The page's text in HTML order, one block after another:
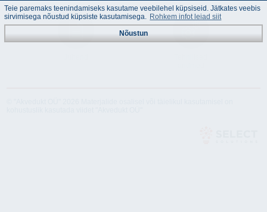
Teie paremaks teenindamiseks kasutame veebilehel küpsiseid. Jätkates veebis
sirvimisega nõustud küpsiste kasutamisega. Rohkem infot leiad siit
Nõustun